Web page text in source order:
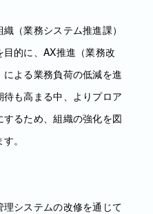
（業務システム推進課）
的に、AX推進（業務改
よる業務負荷の低減を進
も高まる中、よりプロア
るため、組織の強化を図
。
システムの改修を通じて